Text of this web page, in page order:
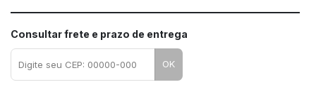
Consultar frete e prazo de entrega
OK